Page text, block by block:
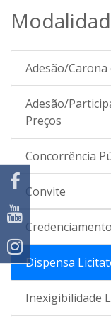
Adesão/Carona
Adesão/
Preços
Concorrência
Convite
Credenciamento
Dispensa
Inexigibilidade